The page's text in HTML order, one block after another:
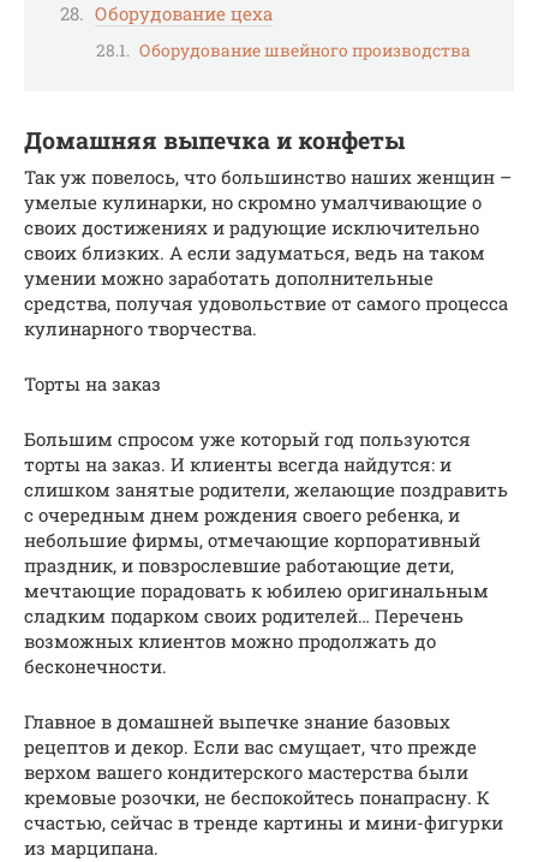
Оборудование цеха
Оборудование швейного производства
Домашняя выпечка и конфеты
Так уж повелось, что большинство наших женщин –
умелые кулинарки, но скромно умалчивающие о
своих достижениях и радующие исключительно
своих близких. А если задуматься, ведь на таком
умении можно заработать дополнительные
средства, получая удовольствие от самого процесса
кулинарного творчества.
Торты на заказ
Большим спросом уже который год пользуются
торты на заказ. И клиенты всегда найдутся: и
слишком занятые родители, желающие поздравить
с очередным днем рождения своего ребенка, и
небольшие фирмы, отмечающие корпоративный
праздник, и повзрослевшие работающие дети,
мечтающие порадовать к юбилею оригинальным
сладким подарком своих родителей… Перечень
возможных клиентов можно продолжать до
бесконечности.
Главное в домашней выпечке знание базовых
рецептов и декор. Если вас смущает, что прежде
верхом вашего кондитерского мастерства были
кремовые розочки, не беспокойтесь понапрасну. К
счастью, сейчас в тренде картины и мини-фигурки
из марципана.